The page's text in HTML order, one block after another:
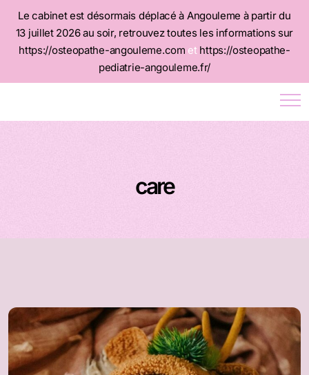
Le cabinet est désormais déplacé à Angouleme à partir du
13 juillet 2026 au soir, retrouvez toutes les informations sur
https://osteopathe-angouleme.com et https://osteopathe-
pediatrie-angouleme.fr/
care